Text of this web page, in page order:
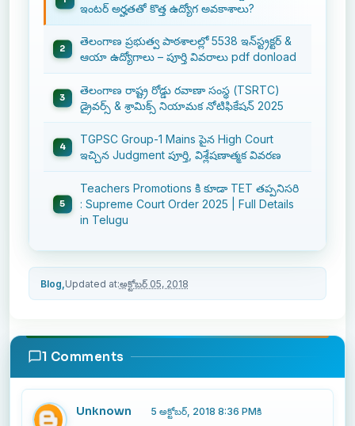
ఇంటర్ అర్హతతో కొత్త ఉద్యోగ అవకాశాలు?
తెలంగాణ ప్రభుత్వ పాఠశాలల్లో 5538 ఇన్‌స్ట్రక్టర్ &
ఆయా ఉద్యోగాలు – పూర్తి వివరాలు pdf donload
తెలంగాణ రాష్ట్ర రోడ్డు రవాణా సంస్థ (TSRTC)
డ్రైవర్స్ & శ్రామిక్స్ నియామక నోటిఫికేషన్ 2025
TGPSC Group-1 Mains పైన High Court
ఇచ్చిన Judgment పూర్తి, విశ్లేషణాత్మక వివరణ
Teachers Promotions కి కూడా TET తప్పనిసరి
: Supreme Court Order 2025 | Full Details
in Telugu
Blog, Updated at:అక్టోబర్ 05, 2018
1 Comments
Unknown 5 అక్టోబర్, 2018 8:36 PMకి